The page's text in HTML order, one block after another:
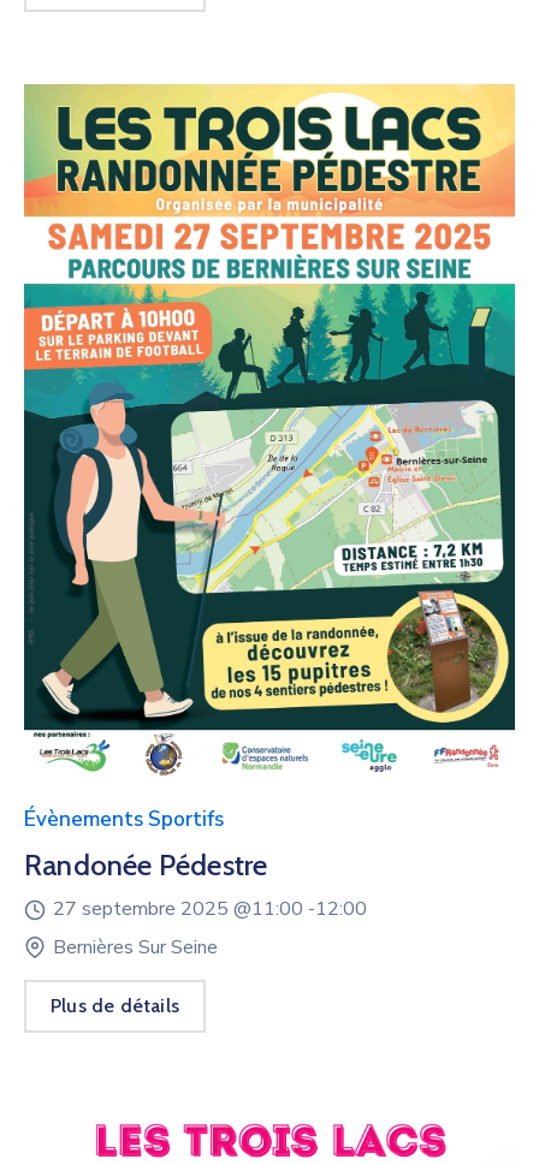
Évènements Sportifs
Randonée Pédestre
27 septembre 2025 @11:00 -12:00
Bernières Sur Seine
Plus de détails